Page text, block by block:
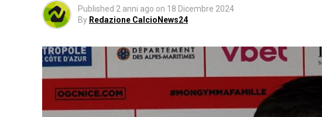
Published 2 anni ago on 18 Dicembre 2024
By Redazione CalcioNews24